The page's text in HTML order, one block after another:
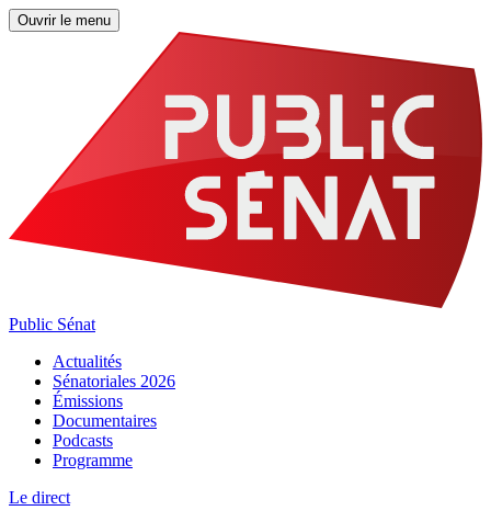
Ouvrir le menu
Public Sénat
Actualités
Sénatoriales 2026
Émissions
Documentaires
Podcasts
Programme
Le direct